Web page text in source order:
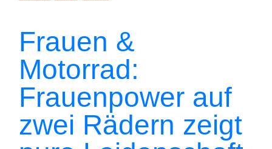
Frauen &
Motorrad:
Frauenpower auf
zwei Rädern zeigt